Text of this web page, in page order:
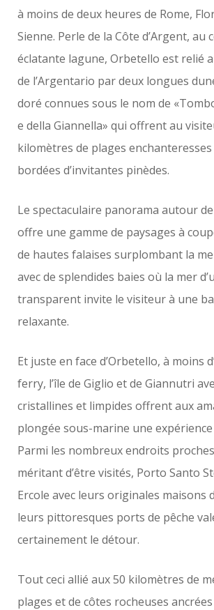
à moins de deux heures de Rome,
Sienne. Perle de la Côte d’Argent, au
éclatante lagune, Orbetello est relié
de l’Argentario par deux longues
doré connues sous le nom de
e della Giannella» qui offrent au
kilomètres de plages
bordées d’invitantes pinèdes.
Le spectaculaire panorama autour
offre une gamme de paysages à
de hautes falaises surplombant la
avec de splendides baies où la mer
transparent invite le visiteur à une
relaxante.
Et juste en face d’Orbetello, à moins
ferry, l’île de Giglio et de Giannutri
cristallines et limpides offrent aux
plongée sous-marine une
Parmi les nombreux endroits
méritant d’être visités, Porto Santo
Ercole avec leurs originales maisons
leurs pittoresques ports de pêche
certainement le détour.
Tout ceci allié aux 50 kilomètres de
plages et de côtes rocheuses